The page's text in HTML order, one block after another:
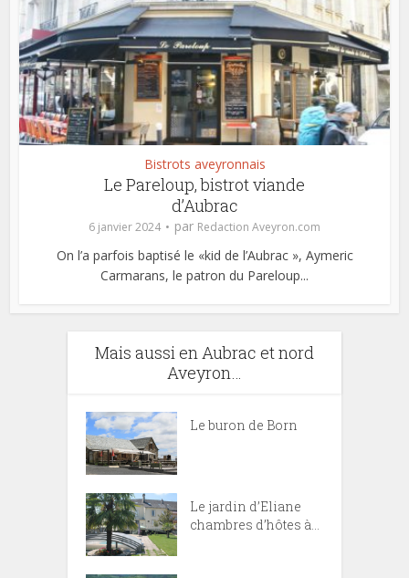
Bistrots aveyronnais
Le Pareloup, bistrot viande
d’Aubrac
6 janvier 2024 par Redaction Aveyron.com
On l’a parfois baptisé le «kid de l’Aubrac », Aymeric
Carmarans, le patron du Pareloup...
Mais aussi en Aubrac et nord
Aveyron…
Le buron de Born
Le jardin d’Eliane
chambres d’hôtes à...